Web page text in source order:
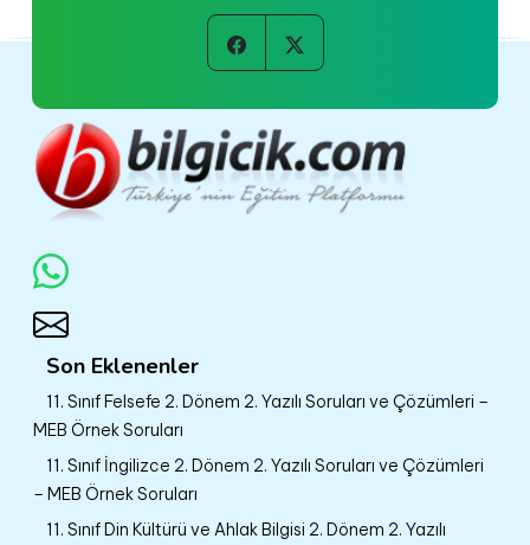
Son Eklenenler
11. Sınıf Felsefe 2. Dönem 2. Yazılı Soruları ve Çözümleri –
MEB Örnek Soruları
11. Sınıf İngilizce 2. Dönem 2. Yazılı Soruları ve Çözümleri
– MEB Örnek Soruları
11. Sınıf Din Kültürü ve Ahlak Bilgisi 2. Dönem 2. Yazılı